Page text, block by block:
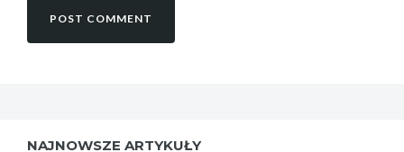
NAJNOWSZE ARTYKUŁY